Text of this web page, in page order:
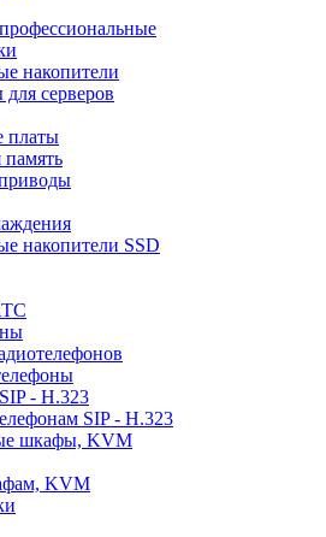
накопители
серверов
платы
память
накопители SSD
- H.323
SIP - H.323
шкафы, KVM
KVM